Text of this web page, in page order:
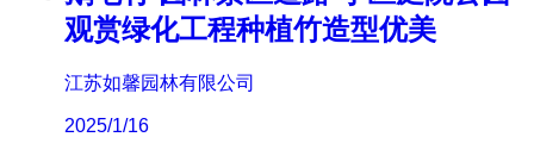
观赏绿化工程种植竹造型优美
江苏如馨园林有限公司
2025/1/16